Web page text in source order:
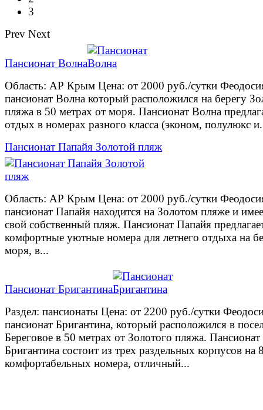
3
Prev Next
Пансионат Волна
Область: АР Крым Цена: от 2000 руб./сутки
пансионат Волна который расположился на берегу
пляжа в 50 метрах от моря. Пансионат Волна
отдых в номерах разного класса (эконом, полулюкс
Пансионат Папайя Золотой пляж
Область: АР Крым Цена: от 2000 руб./сутки
пансионат Папайя находится на Золотом пляже и
свой собственный пляж. Пансионат Папайя
комфортные уютные номера для летнего отдыха на
моря, в...
Пансионат Бригантина
Раздел: пансионаты Цена: от 2200 руб./сутки
пансионат Бригантина, который расположился в
Береговое в 50 метрах от Золотого пляжа. Пансионат
Бригантина состоит из трех раздельных корпусов на
комфортабельных номера, отличный...